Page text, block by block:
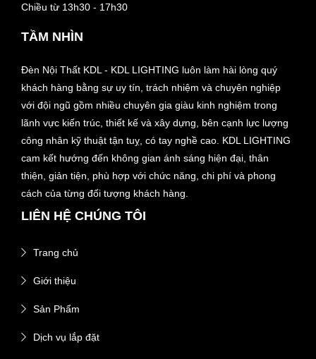
Chiều từ 13h30 - 17h30
TẦM NHÌN
Đèn Nội Thất KDL - KDL LIGHTING luôn làm hài lòng quý
khách hàng bằng sự uy tín, trách nhiệm và chuyên nghiệp
với đội ngũ gồm nhiều chuyên gia giàu kinh nghiệm trong
lãnh vực kiến trúc, thiết kế và xây dựng, bên cạnh lực lượng
công nhân kỹ thuật tận tuỵ, có tay nghề cao. KDL LIGHTING
cam kết hướng đến không gian ánh sáng hiện đại, thân
thiện, giản tiện, phù hợp với chức năng, chi phí và phong
cách của từng đối tượng khách hàng.
LIÊN HỆ CHÚNG TÔI
Trang chủ
Giới thiệu
Sản Phẩm
Dịch vụ lắp đặt